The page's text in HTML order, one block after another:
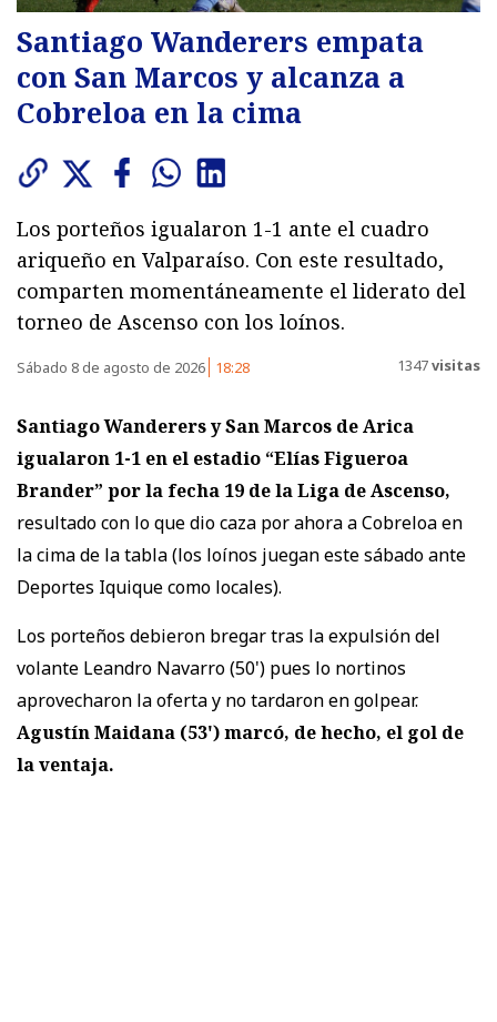
Santiago Wanderers empata
con San Marcos y alcanza a
Cobreloa en la cima
Los porteños igualaron 1-1 ante el cuadro
ariqueño en Valparaíso. Con este resultado,
comparten momentáneamente el liderato del
torneo de Ascenso con los loínos.
Sábado 8 de agosto de 2026 18:28 1347visitas
Santiago Wanderers y San Marcos de Arica
igualaron 1-1 en el estadio “Elías Figueroa
Brander” por la fecha 19 de la Liga de Ascenso,
resultado con lo que dio caza por ahora a Cobreloa en
la cima de la tabla (los loínos juegan este sábado ante
Deportes Iquique como locales).
Los porteños debieron bregar tras la expulsión del
volante Leandro Navarro (50') pues lo nortinos
aprovecharon la oferta y no tardaron en golpear.
Agustín Maidana (53') marcó, de hecho, el gol de
la ventaja.